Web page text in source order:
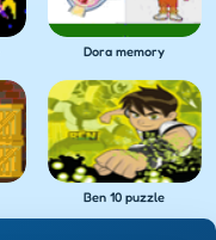
Dora memory
Ben 10 puzzle